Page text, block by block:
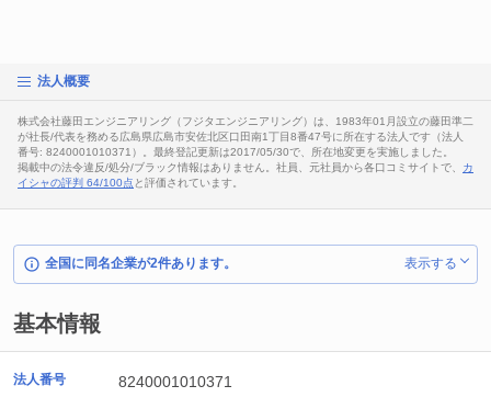
法人概要
株式会社藤田エンジニアリング（フジタエンジニアリング）は、1983年01月設立の藤田準二
が社長/代表を務める広島県広島市安佐北区口田南1丁目8番47号に所在する法人です（法人
番号: 8240001010371）。最終登記更新は2017/05/30で、所在地変更を実施しました。
掲載中の法令違反/処分/ブラック情報はありません。社員、元社員から各口コミサイトで、 カ
イシャの評判 64/100点 と評価されています。
全国に同名企業が2件あります。 表示する
基本情報
法人番号 8240001010371